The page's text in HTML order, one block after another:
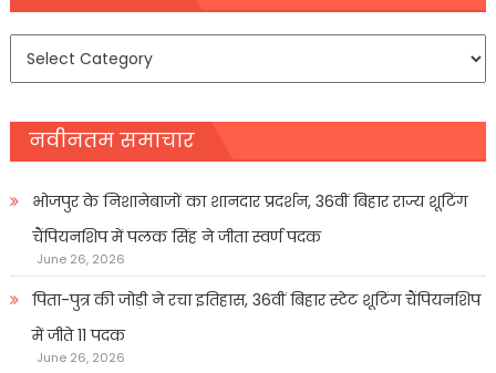
समाचार
नवीनतम समाचार
भोजपुर के निशानेबाजों का शानदार प्रदर्शन, 36वीं बिहार राज्य शूटिंग
चैंपियनशिप में पलक सिंह ने जीता स्वर्ण पदक
June 26, 2026
पिता-पुत्र की जोड़ी ने रचा इतिहास, 36वीं बिहार स्टेट शूटिंग चैंपियनशिप
में जीते 11 पदक
June 26, 2026